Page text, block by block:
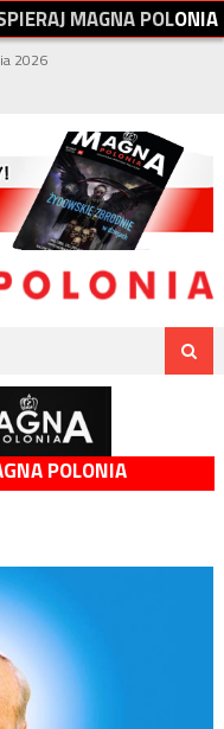
PIERAJMAGNAPOLONIA
2026
POLONIA